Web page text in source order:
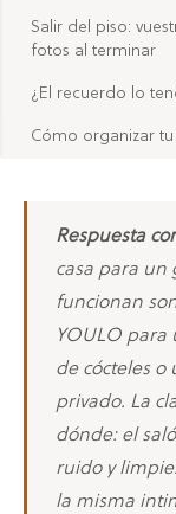
Salir del piso:
fotos al terminar
¿El recuerdo lo
Cómo organizar
Respuesta
casa para un
funcionan
YOULO para
de cócteles
privado. La
dónde: el
ruido y
la misma